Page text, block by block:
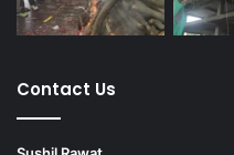
Contact Us